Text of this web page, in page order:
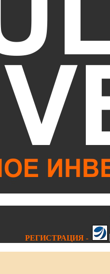
РЕГИСТРАЦИЯ -